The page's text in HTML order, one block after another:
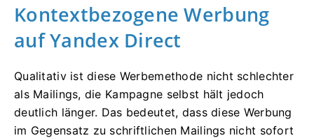
Kontextbezogene Werbung
auf Yandex Direct
Qualitativ ist diese Werbemethode nicht schlechter
als Mailings, die Kampagne selbst hält jedoch
deutlich länger. Das bedeutet, dass diese Werbung
im Gegensatz zu schriftlichen Mailings nicht sofort